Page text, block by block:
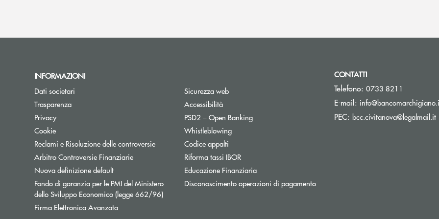
INFORMAZIONI
Dati societari
Trasparenza
PrivacyApre una nuova finestra
Cookie
Reclami e Risoluzione delle controversie
Arbitro Controversie FinanziarieApre una nuova finestra
Nuova definizione default
Fondo di garanzia per le PMI del Ministero
dello Sviluppo Economico (legge 662/96)Apre una nuova finestra
Firma Elettronica Avanzata
Sicurezza web
Accessibilità
PSD2 – Open BankingApre una nuova finestra
Whistleblowing
Codice appalti
Riforma tassi IBORApre una nuova finestra
Educazione Finanziaria
Disconoscimento operazioni di pagamento
CONTATTI
Telefono: 0733 8211
E-mail:
PEC: bcc.civitanova@legalmail.it